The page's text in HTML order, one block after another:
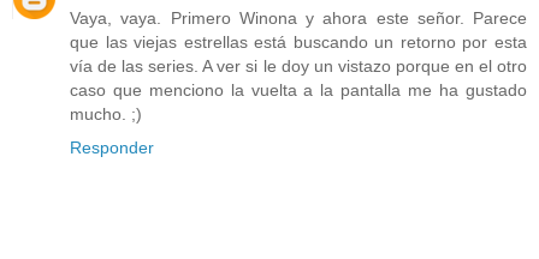
Vaya, vaya. Primero Winona y ahora este señor. Parece
que las viejas estrellas está buscando un retorno por esta
vía de las series. A ver si le doy un vistazo porque en el otro
caso que menciono la vuelta a la pantalla me ha gustado
mucho. ;)
Responder